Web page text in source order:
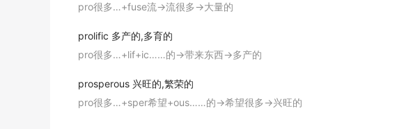
Microscopically, bronchioloalveolar carcinoma is
septa.
镜下, 细支气管肺泡癌由柱状细胞构成,柱状上皮细胞沿肺泡壁增生.
期刊摘选
pro很多…+fuse流→流很多→大量的
prolific 多产的,多育的
pro很多…+lif+ic……的→带来东西→多产的
prosperous 兴旺的,繁荣的
pro很多…+sper希望+ous……的→希望很多→兴旺的